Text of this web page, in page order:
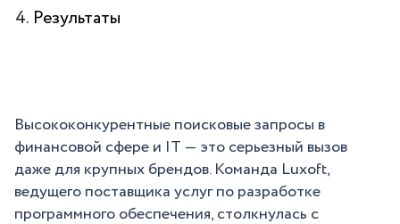
Результаты
Высококонкурентные поисковые запросы в
финансовой сфере и IT — это серьезный вызов
даже для крупных брендов. Команда Luxoft,
ведущего поставщика услуг по разработке
программного обеспечения, столкнулась с